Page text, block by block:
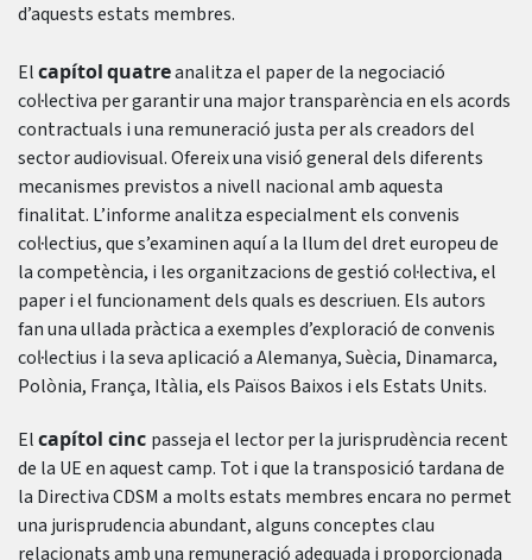
d’aquests estats membres.
Elcapítolquatreanalitza el paper de la negociació
col·lectiva per garantir una major transparència en els acords
contractuals i una remuneració justa per als creadors del
sector audiovisual. Ofereix una visió general dels diferents
mecanismes previstos a nivell nacional amb aquesta
finalitat. L’informe analitza especialment els convenis
col·lectius, que s’examinen aquí a la llum del dret europeu de
la competència, i les organitzacions de gestió col·lectiva, el
paper i el funcionament dels quals es descriuen. Els autors
fan una ullada pràctica a exemples d’exploració de convenis
col·lectius i la seva aplicació a Alemanya, Suècia, Dinamarca,
Polònia, França, Itàlia, els Països Baixos i els Estats Units.
Elcapítol cinc passeja el lector per la jurisprudència recent
de la UE en aquest camp. Tot i que la transposició tardana de
la Directiva CDSM a molts estats membres encara no permet
una jurisprudencia abundant, alguns conceptes clau
relacionats amb una remuneració adequada i proporcionada